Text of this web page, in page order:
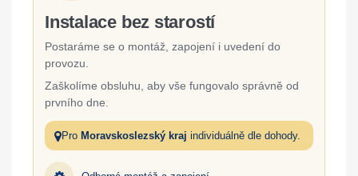
Instalace bez starostí
Postaráme se o montáž, zapojení i uvedení do
provozu.
Zaškolíme obsluhu, aby vše fungovalo správně od
prvního dne.
Pro Moravskoslezský kraj individuálně dle dohody.